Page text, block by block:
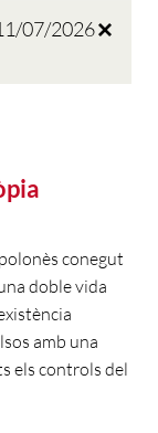
07/2026
conegut
doble vida
amb una
els controls del